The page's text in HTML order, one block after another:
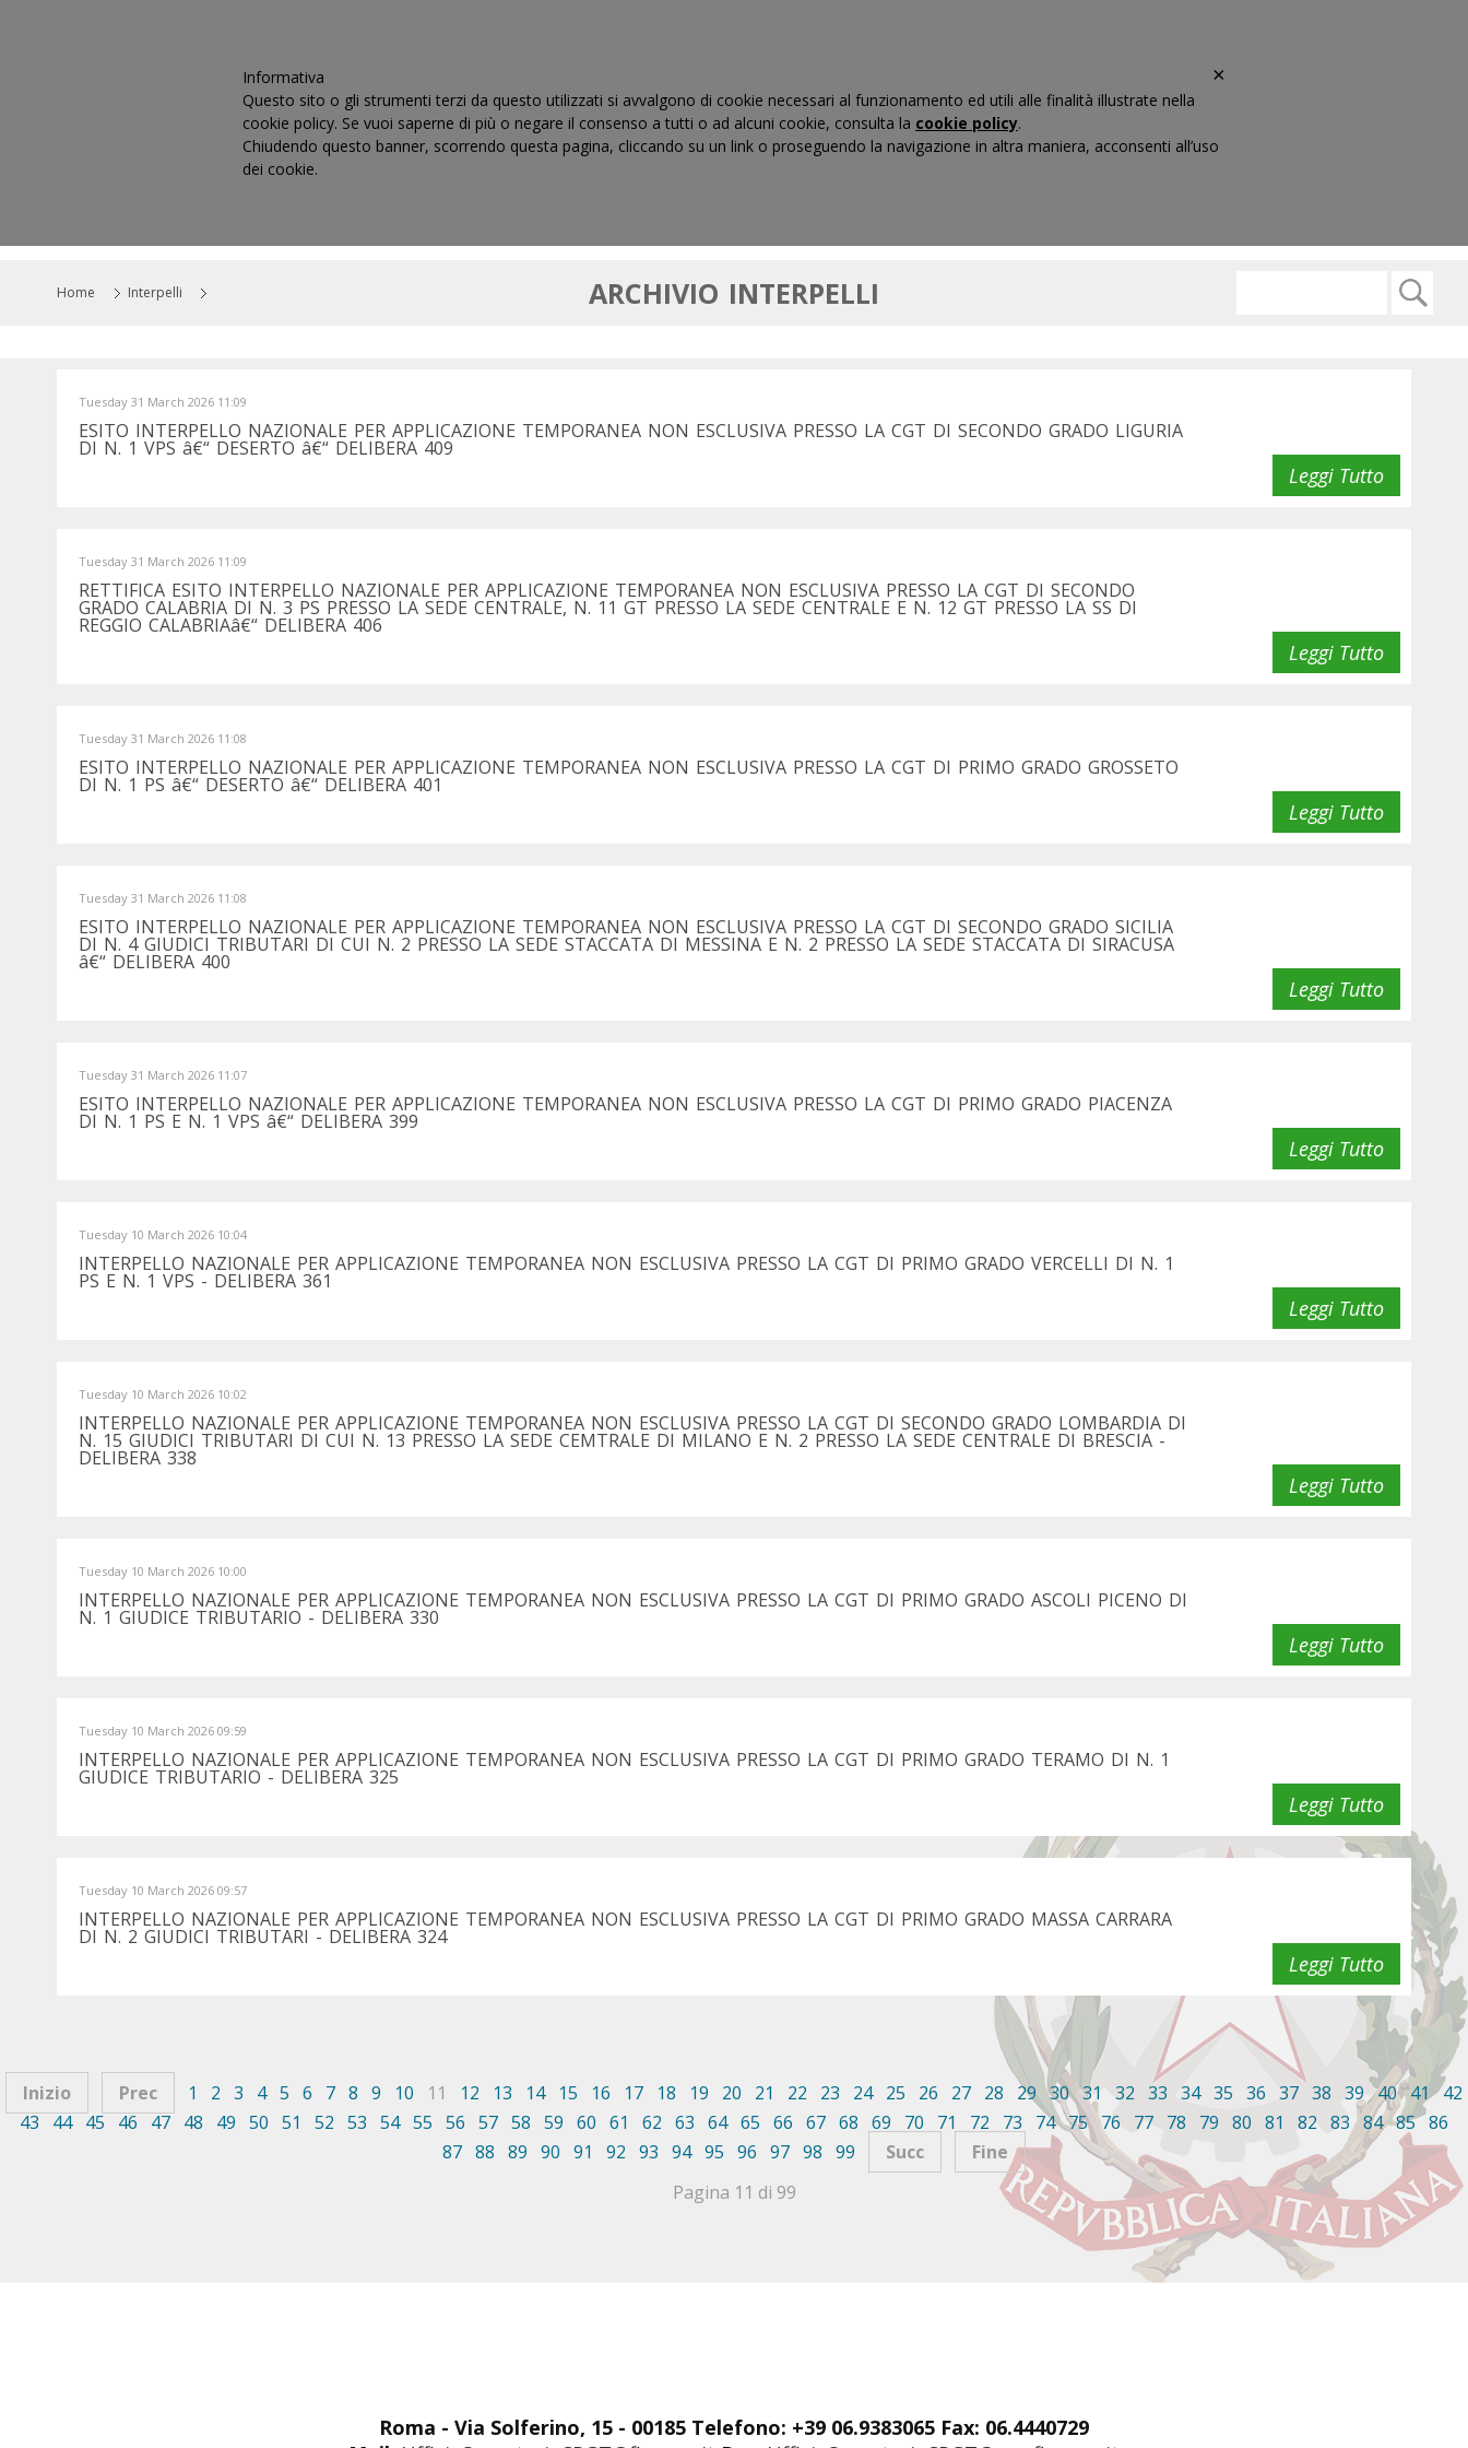
Home Interpelli ARCHIVIO INTERPELLI
Tuesday 31 March 2026 11:09
ESITO INTERPELLO NAZIONALE PER APPLICAZIONE TEMPORANEA NON ESCLUSIVA PRESSO LA CGT DI SECONDO GRADO LIGURIA
DI N. 1 VPS â€“ DESERTO â€“ DELIBERA 409
Leggi Tutto
Tuesday 31 March 2026 11:09
RETTIFICA ESITO INTERPELLO NAZIONALE PER APPLICAZIONE TEMPORANEA NON ESCLUSIVA PRESSO LA CGT DI SECONDO
GRADO CALABRIA DI N. 3 PS PRESSO LA SEDE CENTRALE, N. 11 GT PRESSO LA SEDE CENTRALE E N. 12 GT PRESSO LA SS DI
REGGIO CALABRIAâ€“ DELIBERA 406
Leggi Tutto
Tuesday 31 March 2026 11:08
ESITO INTERPELLO NAZIONALE PER APPLICAZIONE TEMPORANEA NON ESCLUSIVA PRESSO LA CGT DI PRIMO GRADO GROSSETO
DI N. 1 PS â€“ DESERTO â€“ DELIBERA 401
Leggi Tutto
Tuesday 31 March 2026 11:08
ESITO INTERPELLO NAZIONALE PER APPLICAZIONE TEMPORANEA NON ESCLUSIVA PRESSO LA CGT DI SECONDO GRADO SICILIA
DI N. 4 GIUDICI TRIBUTARI DI CUI N. 2 PRESSO LA SEDE STACCATA DI MESSINA E N. 2 PRESSO LA SEDE STACCATA DI SIRACUSA
â€“ DELIBERA 400
Leggi Tutto
Tuesday 31 March 2026 11:07
ESITO INTERPELLO NAZIONALE PER APPLICAZIONE TEMPORANEA NON ESCLUSIVA PRESSO LA CGT DI PRIMO GRADO PIACENZA
DI N. 1 PS E N. 1 VPS â€“ DELIBERA 399
Leggi Tutto
Tuesday 10 March 2026 10:04
INTERPELLO NAZIONALE PER APPLICAZIONE TEMPORANEA NON ESCLUSIVA PRESSO LA CGT DI PRIMO GRADO VERCELLI DI N. 1
PS E N. 1 VPS - DELIBERA 361
Leggi Tutto
Tuesday 10 March 2026 10:02
INTERPELLO NAZIONALE PER APPLICAZIONE TEMPORANEA NON ESCLUSIVA PRESSO LA CGT DI SECONDO GRADO LOMBARDIA DI
N. 15 GIUDICI TRIBUTARI DI CUI N. 13 PRESSO LA SEDE CEMTRALE DI MILANO E N. 2 PRESSO LA SEDE CENTRALE DI BRESCIA -
DELIBERA 338
Leggi Tutto
Tuesday 10 March 2026 10:00
INTERPELLO NAZIONALE PER APPLICAZIONE TEMPORANEA NON ESCLUSIVA PRESSO LA CGT DI PRIMO GRADO ASCOLI PICENO DI
N. 1 GIUDICE TRIBUTARIO - DELIBERA 330
Leggi Tutto
Tuesday 10 March 2026 09:59
INTERPELLO NAZIONALE PER APPLICAZIONE TEMPORANEA NON ESCLUSIVA PRESSO LA CGT DI PRIMO GRADO TERAMO DI N. 1
GIUDICE TRIBUTARIO - DELIBERA 325
Leggi Tutto
Tuesday 10 March 2026 09:57
INTERPELLO NAZIONALE PER APPLICAZIONE TEMPORANEA NON ESCLUSIVA PRESSO LA CGT DI PRIMO GRADO MASSA CARRARA
DI N. 2 GIUDICI TRIBUTARI - DELIBERA 324
Leggi Tutto
Inizio Prec 1 2 3 4 5 6 7 8 9 10 11 12 13 14 15 16 17 18 19 20 21 22 23 24 25 26 27 28 29 30 31 32 33 34 35 36 37 38 39 40 41
42
43
44 45 46 47 48 49 50 51 52 53 54 55 56 57 58 59 60 61 62 63 64 65 66 67 68 69 70 71 72 73 74 75 76 77 78 79 80 81 82 83 84 85 86
87 88 89 90 91 92 93 94 95 96 97 98 99 Succ
Fine
Pagina 11 di 99
Roma - Via Solferino, 15 - 00185 Telefono: +39 06.9383065 Fax: 06.4440729
×
Informativa
Questo sito o gli strumenti terzi da questo utilizzati si avvalgono di cookie necessari al funzionamento ed utili alle finalità illustrate nella
cookie policy. Se vuoi saperne di più o negare il consenso a tutti o ad alcuni cookie, consulta la cookie policy.
Chiudendo questo banner, scorrendo questa pagina, cliccando su un link o proseguendo la navigazione in altra maniera, acconsenti all’uso
dei cookie.